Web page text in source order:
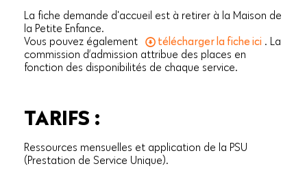
La fiche demande d'accueil est à retirer à la Maison de
la Petite Enfance.
Vous pouvez également
télécharger la fiche ici . La
commission d’admission attribue des places en
fonction des disponibilités de chaque service.
TARIFS :
Ressources mensuelles et application de la PSU
(Prestation de Service Unique).